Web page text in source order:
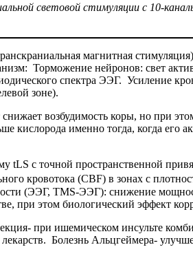
световой стимуляции с 10-
магнитная
Торможение нейронов: свет
спектра ЭЭГ. Усиление
зоне).
возбудимость коры, но при
кислорода именно тогда, когда
tLS с точной пространственной
кровотока (CBF) в зонах с
(ЭЭГ, TMS-ЭЭГ): снижение
при этом биологический эффект
при ишемическом инсульте
Болезнь Альцгеймера-